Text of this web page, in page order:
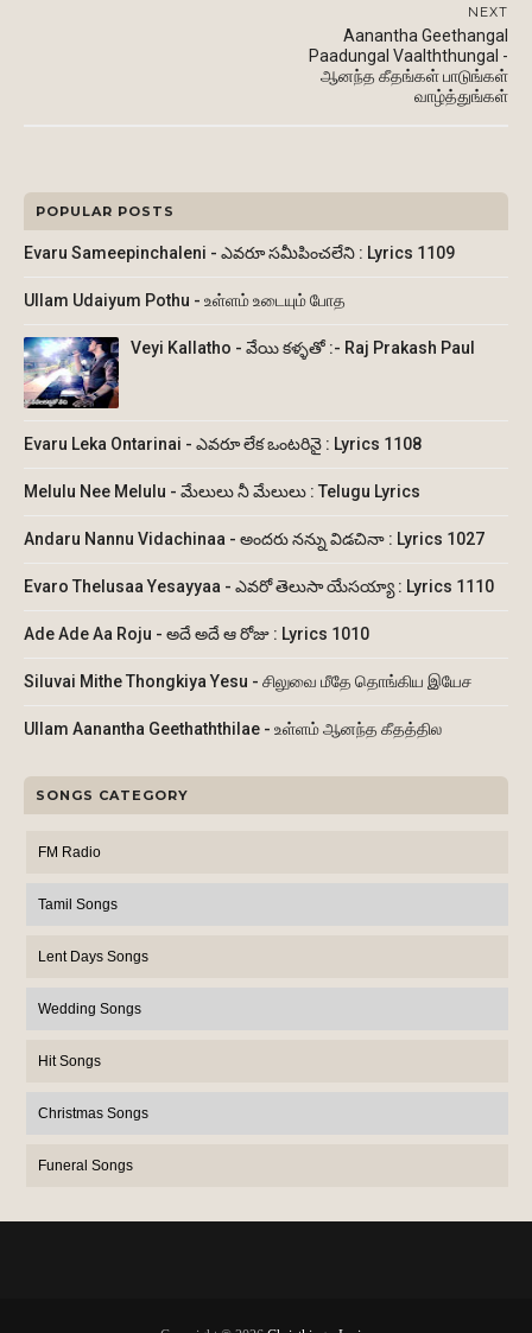
NEXT
Aanantha Geethangal
Paadungal Vaalththungal -
ஆனந்த கீதங்கள் பாடுங்கள்
வாழ்த்துங்கள்
POPULAR POSTS
Evaru Sameepinchaleni - ఎవరూ సమీపించలేని : Lyrics 1109
Ullam Udaiyum Pothu - உள்ளம் உடையும் போத
Veyi Kallatho - వేయి కళ్ళతో :- Raj Prakash Paul
Evaru Leka Ontarinai - ఎవరూ లేక ఒంటరినై : Lyrics 1108
Melulu Nee Melulu - మేలులు నీ మేలులు : Telugu Lyrics
Andaru Nannu Vidachinaa - అందరు నన్ను విడచినా : Lyrics 1027
Evaro Thelusaa Yesayyaa - ఎవరో తెలుసా యేసయ్యా : Lyrics 1110
Ade Ade Aa Roju - అదే అదే ఆ రోజు : Lyrics 1010
Siluvai Mithe Thongkiya Yesu - சிலுவை மீதே தொங்கிய இயேச
Ullam Aanantha Geethaththilae - உள்ளம் ஆனந்த கீதத்தில
SONGS CATEGORY
FM Radio
Tamil Songs
Lent Days Songs
Wedding Songs
Hit Songs
Christmas Songs
Funeral Songs